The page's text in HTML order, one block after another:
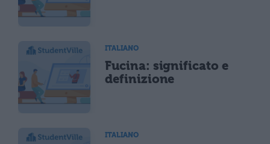
ITALIANO
Fucina: significato e
definizione
ITALIANO